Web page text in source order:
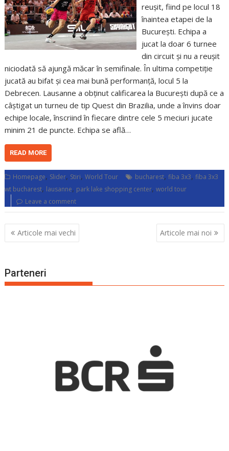
reușit, fiind pe locul 18
înaintea etapei de la
București. Echipa a
jucat la doar 6 turnee
din circuit și nu a reușit
niciodată să ajungă măcar în semifinale. În ultima competiție
jucată au bifat și cea mai bună performanță, locul 5 la
Debrecen. Lausanne a obținut calificarea la București după ce a
câștigat un turneu de tip Quest din Brazilia, unde a învins doar
echipe locale, înscriind în fiecare dintre cele 5 meciuri jucate
minim 21 de puncte. Echipa se află…
READ MORE
Homepage, Slider, Stiri,World Tour bucharest,fiba 3x3,fiba 3x3
wt bucharest, lausanne, park lake shopping center,world tour
Leave a comment
Navigare
în
Articole mai vechi Articole mai noi
Parteneri